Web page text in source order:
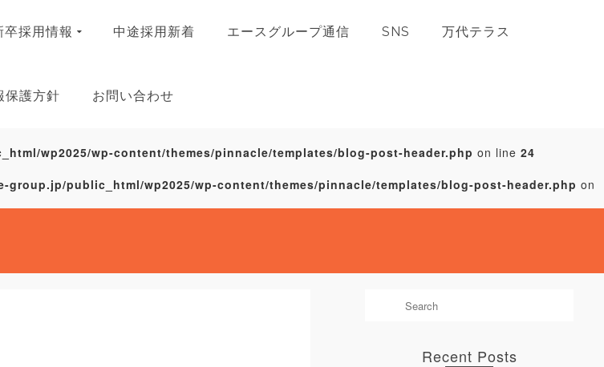
卒採用情報 中途採用新着 エースグループ通信 SNS 万代テラス
保護方針 お問い合わせ
wp2025/wp-content/themes/pinnacle/templates/blog-post-header.php on line 24
group.jp/public_html/wp2025/wp-content/themes/pinnacle/templates/blog-post-header.php on
Recent Posts